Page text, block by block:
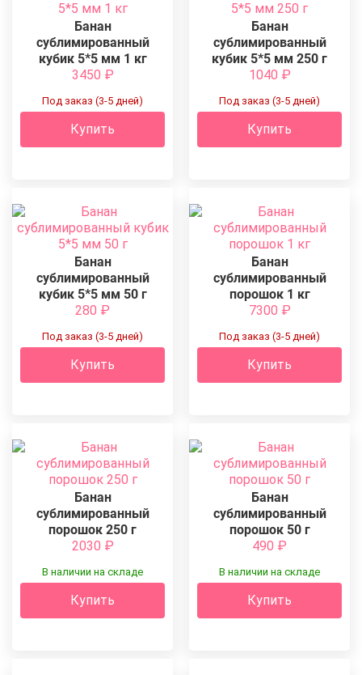
Банан
сублимированный
кубик 5*5 мм 1 кг
3450 ₽
Под заказ (3-5 дней)
Купить
Банан
сублимированный
кубик 5*5 мм 250 г
1040 ₽
Под заказ (3-5 дней)
Купить
Банан
сублимированный
кубик 5*5 мм 50 г
280 ₽
Под заказ (3-5 дней)
Купить
Банан
сублимированный
порошок 1 кг
7300 ₽
Под заказ (3-5 дней)
Купить
Банан
сублимированный
порошок 250 г
2030 ₽
В наличии на складе
Купить
Банан
сублимированный
порошок 50 г
490 ₽
В наличии на складе
Купить